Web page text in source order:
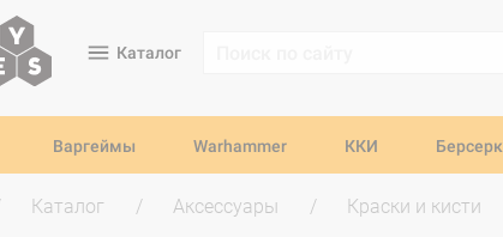
Каталог
Варгеймы Warhammer ККИ Берсерк
Каталог Аксессуары Краски и кисти